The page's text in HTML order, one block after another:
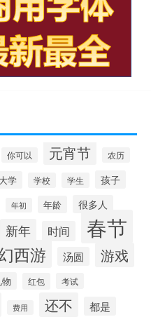
你可以 元宵节 农历
大学 学校 学生 孩子
年初 年龄 很多人
新年 时间 春节
西游 汤圆 游戏
红包 考试
费用 还不 都是